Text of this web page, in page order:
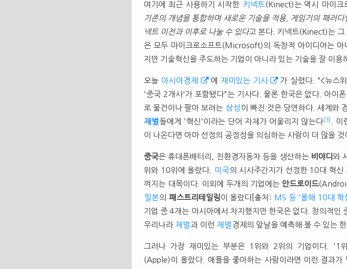
여기에 최근 사용하기 시작한 키넥트 (Kinect)는 역시 마이크
기존의 개념을 통합하며 새로운 기술을 적용, 게임기의 패러다
넥트 이전과 이후로 나눌 수 있다고 본다. 키넥트(Kinect)는 그
은 모두 마이크로소프트(Microsoft)의 독창적 아이디어는 아
지만 기술혁신을 주도하는 기업이 아니라 있는 기술을 잘 이용
오늘 아시아경제 에 재미있는 기사 가 실렸다. "<뉴스
'중국 2개사'가 포함됐다"는 기사다. 물론 한국은 없다. 아이
로 물건이나 팔아 보려는 삼성 이 빠진 것은 당연하다. 세계와
재벌들에게 '혁신'이라는 단어 자체가 어울리지 않는다 [3] . 이
이 나온다면 아마 선정의 공정성을 의심하는 사람이 더 많을 것
중국은 휴대폰배터리, 친환경자동차 등을 생산하는 비야디와
위와 10위에 올랐다.
미국의 시사주간지가 선정한 10대 혁신
껴지는 대목이다. 이외에 두개의 기업에는 안드로이드
일본의 패스트리테일링이 올랐다[출처: MS 등 '올해 10대 혁
기업 중 4개는 아시아에서 차지했지만 한국은 없다. 창의적인
우리나라 재벌과 이런 재벌 경제의 앞날을 예측해 볼 수 있는
그러나 가장 재미있는 부분은 1위와 2위의 기업이다. '1
(Apple)이 올랐다. 애플을 좋아하는 사람이라면 이런 결과가